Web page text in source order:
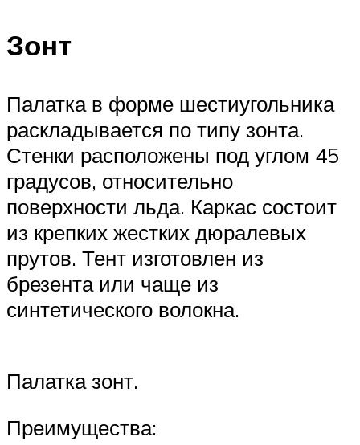
Зонт
Палатка в форме шестиугольника
раскладывается по типу зонта.
Стенки расположены под углом 45
градусов, относительно
поверхности льда. Каркас состоит
из крепких жестких дюралевых
прутов. Тент изготовлен из
брезента или чаще из
синтетического волокна.
Палатка зонт.
Преимущества: